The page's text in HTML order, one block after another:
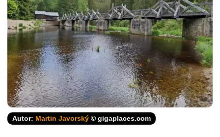
Autor: Martin Javorský © gigaplaces.com